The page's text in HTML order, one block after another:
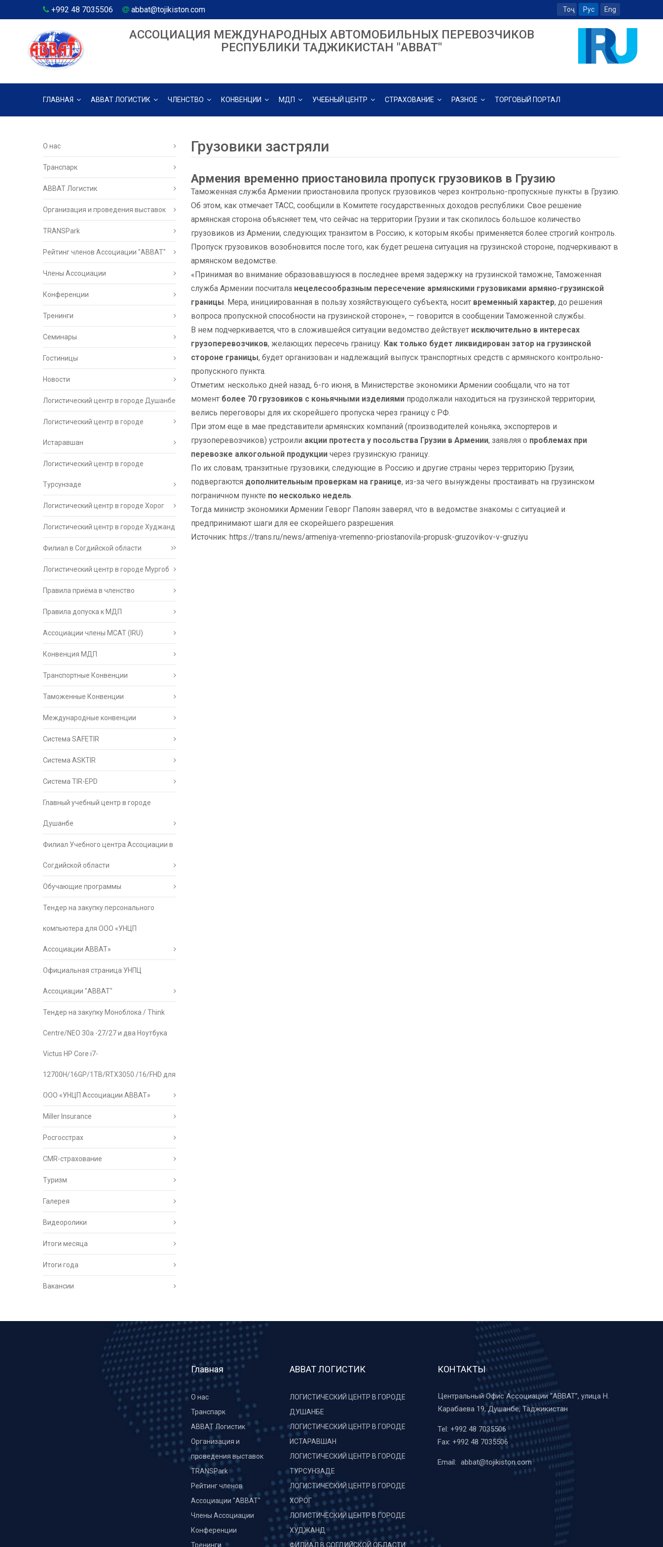
+992 48 7035506 abbat@tojikiston.com Тоҷ Рус Eng
АССОЦИАЦИЯ МЕЖДУНАРОДНЫХ АВТОМОБИЛЬНЫХ ПЕРЕВОЗЧИКОВ
РЕСПУБЛИКИ ТАДЖИКИСТАН "ABBAT"
ГЛАВНАЯ АВВАТ ЛОГИСТИК ЧЛЕНСТВО КОНВЕНЦИИ МДП УЧЕБНЫЙ ЦЕНТР СТРАХОВАНИЕ РАЗНОЕ ТОРГОВЫЙ ПОРТАЛ
О нас
Транспарк
ABBAT Логистик
Организация и проведения выставок
TRANSPark
Рейтинг членов Ассоциации "АВВАТ"
Члены Ассоциации
Конференции
Тренинги
Семинары
Гостиницы
Новости
Логистический центр в городе Душанбе
Логистический центр в городе
Истаравшан
Логистический центр в городе
Турсунзаде
Логистический центр в городе Хорог
Логистический центр в городе Худжанд
Филиал в Согдийской области
Логистический центр в городе Мургоб
Правила приёма в членство
Правила допуска к МДП
Ассоциации члены МСАТ (IRU)
Конвенция МДП
Транспортные Конвенции
Таможенные Конвенции
Международные конвенции
Система SAFETIR
Система ASKTIR
Система TIR-EPD
Главный учебный центр в городе
Душанбе
Филиал Учебного центра Ассоциации в
Согдийской области
Обучающие программы
Тендер на закупку персонального
компьютера для ООО «УНЦП
Ассоциации АВВАТ»
Официальная страница УНПЦ
Ассоциации "АВВАТ"
Тендер на закупку Моноблока / Think
Centre/NEO 30a -27/27 и два Ноутбука
Victus HP Core i7-
12700H/16GP/1TB/RTX3050 /16/FHD для
ООО «УНЦП Ассоциации АВВАТ»
Miller Insurance
Росгосстрах
CMR-страхование
Туризм
Галерея
Видеоролики
Итоги месяца
Итоги года
Вакансии
Грузовики застряли
Армения временно приостановила пропуск грузовиков в Грузию
Таможенная служба Армении приостановила пропуск грузовиков через контрольно-пропускные пункты в Грузию.
Об этом, как отмечает ТАСС, сообщили в Комитете государственных доходов республики. Свое решение
армянская сторона объясняет тем, что сейчас на территории Грузии и так скопилось большое количество
грузовиков из Армении, следующих транзитом в Россию, к которым якобы применяется более строгий контроль.
Пропуск грузовиков возобновится после того, как будет решена ситуация на грузинской стороне, подчеркивают в
армянском ведомстве.
«Принимая во внимание образовавшуюся в последнее время задержку на грузинской таможне, Таможенная
служба Армении посчитала нецелесообразным пересечение армянскими грузовиками армяно-грузинской
границы. Мера, инициированная в пользу хозяйствующего субъекта, носит временный характер, до решения
вопроса пропускной способности на грузинской стороне», — говорится в сообщении Таможенной службы.
В нем подчеркивается, что в сложившейся ситуации ведомство действует исключительно в интересах
грузоперевозчиков, желающих пересечь границу. Как только будет ликвидирован затор на грузинской
стороне границы, будет организован и надлежащий выпуск транспортных средств с армянского контрольно-
пропускного пункта.
Отметим: несколько дней назад, 6-го июня, в Министерстве экономики Армении сообщали, что на тот
момент более 70 грузовиков с коньячными изделиями продолжали находиться на грузинской территории,
велись переговоры для их скорейшего пропуска через границу с РФ.
При этом еще в мае представители армянских компаний (производителей коньяка, экспортеров и
грузоперевозчиков) устроили акции протеста у посольства Грузии в Армении, заявляя о проблемах при
перевозке алкогольной продукции через грузинскую границу.
По их словам, транзитные грузовики, следующие в Россию и другие страны через территорию Грузии,
подвергаются дополнительным проверкам на границе, из-за чего вынуждены простаивать на грузинском
пограничном пункте по несколько недель.
Тогда министр экономики Армении Геворг Папоян заверял, что в ведомстве знакомы с ситуацией и
предпринимают шаги для ее скорейшего разрешения.
Источник: https://trans.ru/news/armeniya-vremenno-priostanovila-propusk-gruzovikov-v-gruziyu
Главная
О нас
Транспарк
ABBAT Логистик
Организация и
проведения выставок
TRANSPark
Рейтинг членов
Ассоциации "АВВАТ"
Члены Ассоциации
Конференции
Тренинги
АВВАТ ЛОГИСТИК
ЛОГИСТИЧЕСКИЙ ЦЕНТР В ГОРОДЕ
ДУШАНБЕ
ЛОГИСТИЧЕСКИЙ ЦЕНТР В ГОРОДЕ
ИСТАРАВШАН
ЛОГИСТИЧЕСКИЙ ЦЕНТР В ГОРОДЕ
ТУРСУНЗАДЕ
ЛОГИСТИЧЕСКИЙ ЦЕНТР В ГОРОДЕ
ХОРОГ
ЛОГИСТИЧЕСКИЙ ЦЕНТР В ГОРОДЕ
ХУДЖАНД
ФИЛИАЛ В СОГДИЙСКОЙ ОБЛАСТИ
КОНТАКТЫ
Центральный Офис Ассоциации “ABBAT”, улица Н.
Карабаева 19, Душанбе, Таджикистан
Tel: +992 48 7035506
Fax: +992 48 7035506
Email: abbat@tojikiston.com